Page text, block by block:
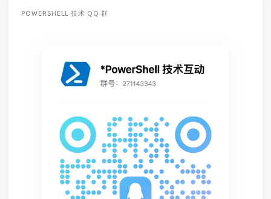
POWERSHELL 技术 QQ 群